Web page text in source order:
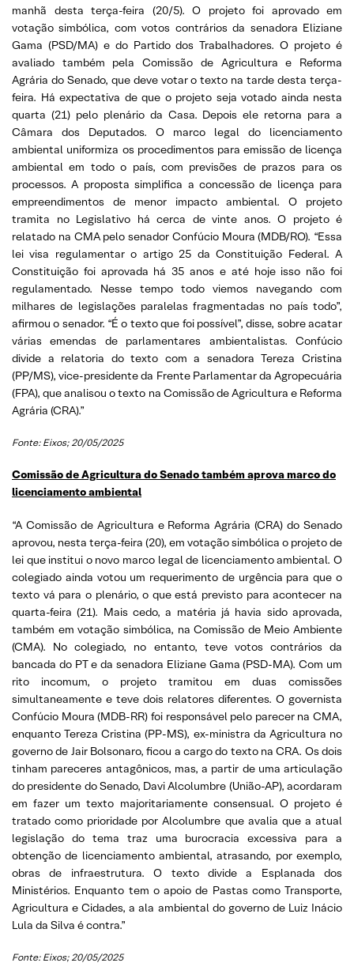
manhã desta terça-feira (20/5). O projeto foi aprovado em
votação simbólica, com votos contrários da senadora Eliziane
Gama (PSD/MA) e do Partido dos Trabalhadores. O projeto é
avaliado também pela Comissão de Agricultura e Reforma
Agrária do Senado, que deve votar o texto na tarde desta terça-
feira. Há expectativa de que o projeto seja votado ainda nesta
quarta (21) pelo plenário da Casa. Depois ele retorna para a
Câmara dos Deputados. O marco legal do licenciamento
ambiental uniformiza os procedimentos para emissão de licença
ambiental em todo o país, com previsões de prazos para os
processos. A proposta simplifica a concessão de licença para
empreendimentos de menor impacto ambiental. O projeto
tramita no Legislativo há cerca de vinte anos. O projeto é
relatado na CMA pelo senador Confúcio Moura (MDB/RO). “Essa
lei visa regulamentar o artigo 25 da Constituição Federal. A
Constituição foi aprovada há 35 anos e até hoje isso não foi
regulamentado. Nesse tempo todo viemos navegando com
milhares de legislações paralelas fragmentadas no país todo”,
afirmou o senador. “É o texto que foi possível”, disse, sobre acatar
várias emendas de parlamentares ambientalistas. Confúcio
divide a relatoria do texto com a senadora Tereza Cristina
(PP/MS), vice-presidente da Frente Parlamentar da Agropecuária
(FPA), que analisou o texto na Comissão de Agricultura e Reforma
Agrária (CRA).”
Fonte: Eixos; 20/05/2025
Comissão de Agricultura do Senado também aprova marco do
licenciamento ambiental
“A Comissão de Agricultura e Reforma Agrária (CRA) do Senado
aprovou, nesta terça-feira (20), em votação simbólica o projeto de
lei que institui o novo marco legal de licenciamento ambiental. O
colegiado ainda votou um requerimento de urgência para que o
texto vá para o plenário, o que está previsto para acontecer na
quarta-feira (21). Mais cedo, a matéria já havia sido aprovada,
também em votação simbólica, na Comissão de Meio Ambiente
(CMA). No colegiado, no entanto, teve votos contrários da
bancada do PT e da senadora Eliziane Gama (PSD-MA). Com um
rito incomum, o projeto tramitou em duas comissões
simultaneamente e teve dois relatores diferentes. O governista
Confúcio Moura (MDB-RR) foi responsável pelo parecer na CMA,
enquanto Tereza Cristina (PP-MS), ex-ministra da Agricultura no
governo de Jair Bolsonaro, ficou a cargo do texto na CRA. Os dois
tinham pareceres antagônicos, mas, a partir de uma articulação
do presidente do Senado, Davi Alcolumbre (União-AP), acordaram
em fazer um texto majoritariamente consensual. O projeto é
tratado como prioridade por Alcolumbre que avalia que a atual
legislação do tema traz uma burocracia excessiva para a
obtenção de licenciamento ambiental, atrasando, por exemplo,
obras de infraestrutura. O texto divide a Esplanada dos
Ministérios. Enquanto tem o apoio de Pastas como Transporte,
Agricultura e Cidades, a ala ambiental do governo de Luiz Inácio
Lula da Silva é contra.”
Fonte: Eixos; 20/05/2025